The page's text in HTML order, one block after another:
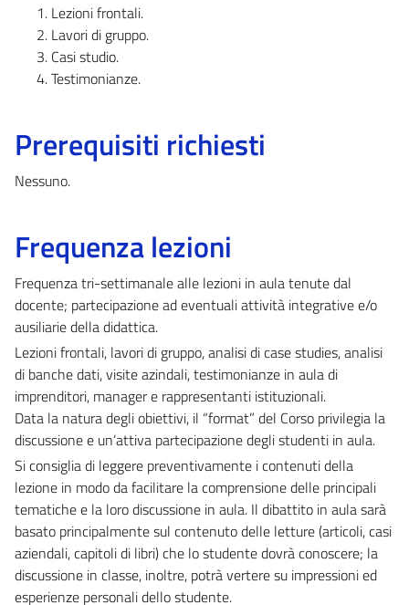
Lezioni frontali.
Lavori di gruppo.
Casi studio.
Testimonianze.
Prerequisiti richiesti
Nessuno.
Frequenza lezioni
Frequenza tri-settimanale alle lezioni in aula tenute dal
docente; partecipazione ad eventuali attività integrative e/o
ausiliarie della didattica.
Lezioni frontali, lavori di gruppo, analisi di case studies, analisi
di banche dati, visite azindali, testimonianze in aula di
imprenditori, manager e rappresentanti istituzionali.
Data la natura degli obiettivi, il “format” del Corso privilegia la
discussione e un’attiva partecipazione degli studenti in aula.
Si consiglia di leggere preventivamente i contenuti della
lezione in modo da facilitare la comprensione delle principali
tematiche e la loro discussione in aula. Il dibattito in aula sarà
basato principalmente sul contenuto delle letture (articoli, casi
aziendali, capitoli di libri) che lo studente dovrà conoscere; la
discussione in classe, inoltre, potrà vertere su impressioni ed
esperienze personali dello studente.